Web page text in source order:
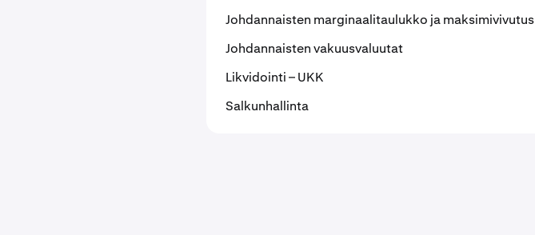
Johdannaisten marginaalitaulukko ja maksimivivutus
Johdannaisten vakuusvaluutat
Likvidointi – UKK
Salkunhallinta